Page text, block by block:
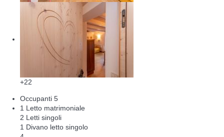
+22
Occupanti 5
1 Letto matrimoniale
2 Letti singoli
1 Divano letto singolo